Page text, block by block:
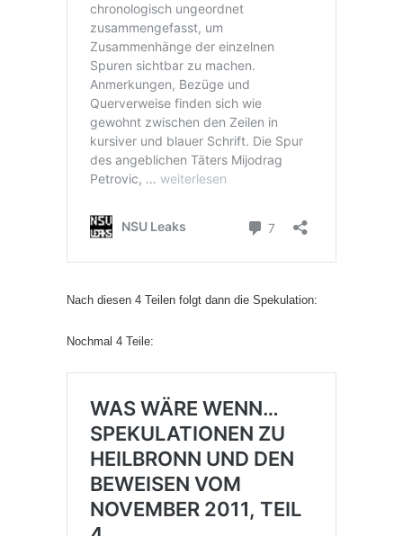
Nach diesen 4 Teilen folgt dann die Spekulation:
Nochmal 4 Teile: